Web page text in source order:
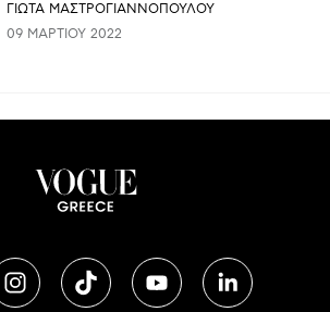
ΓΙΩΤΑ ΜΑΣΤΡΟΓΙΑΝΝΟΠΟΥΛΟΥ
09 ΜΑΡΤΊΟΥ 2022